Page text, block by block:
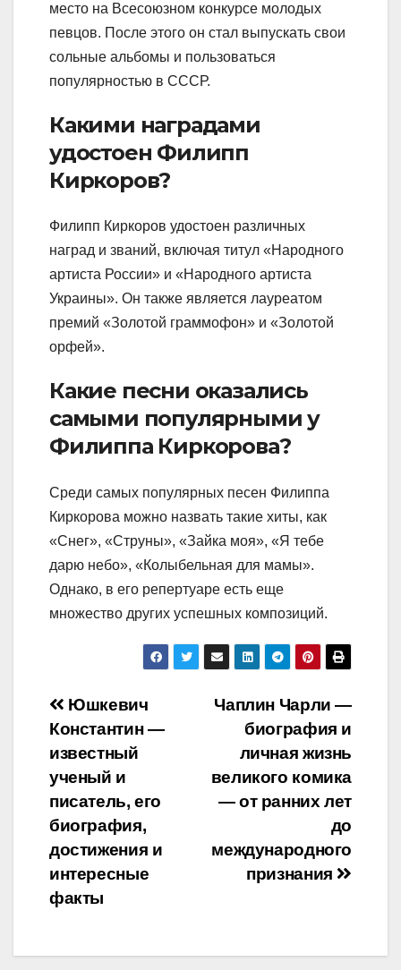
место на Всесоюзном конкурсе молодых
певцов. После этого он стал выпускать свои
сольные альбомы и пользоваться
популярностью в СССР.
Какими наградами
удостоен Филипп
Киркоров?
Филипп Киркоров удостоен различных
наград и званий, включая титул «Народного
артиста России» и «Народного артиста
Украины». Он также является лауреатом
премий «Золотой граммофон» и «Золотой
орфей».
Какие песни оказались
самыми популярными у
Филиппа Киркорова?
Среди самых популярных песен Филиппа
Киркорова можно назвать такие хиты, как
«Снег», «Струны», «Зайка моя», «Я тебе
дарю небо», «Колыбельная для мамы».
Однако, в его репертуаре есть еще
множество других успешных композиций.
Навигация
по
записям
Чаплин Чарли —
биография и
личная жизнь
великого комика
— от ранних лет
до
международного
признания
Юшкевич
Константин —
известный
ученый и
писатель, его
биография,
достижения и
интересные
факты